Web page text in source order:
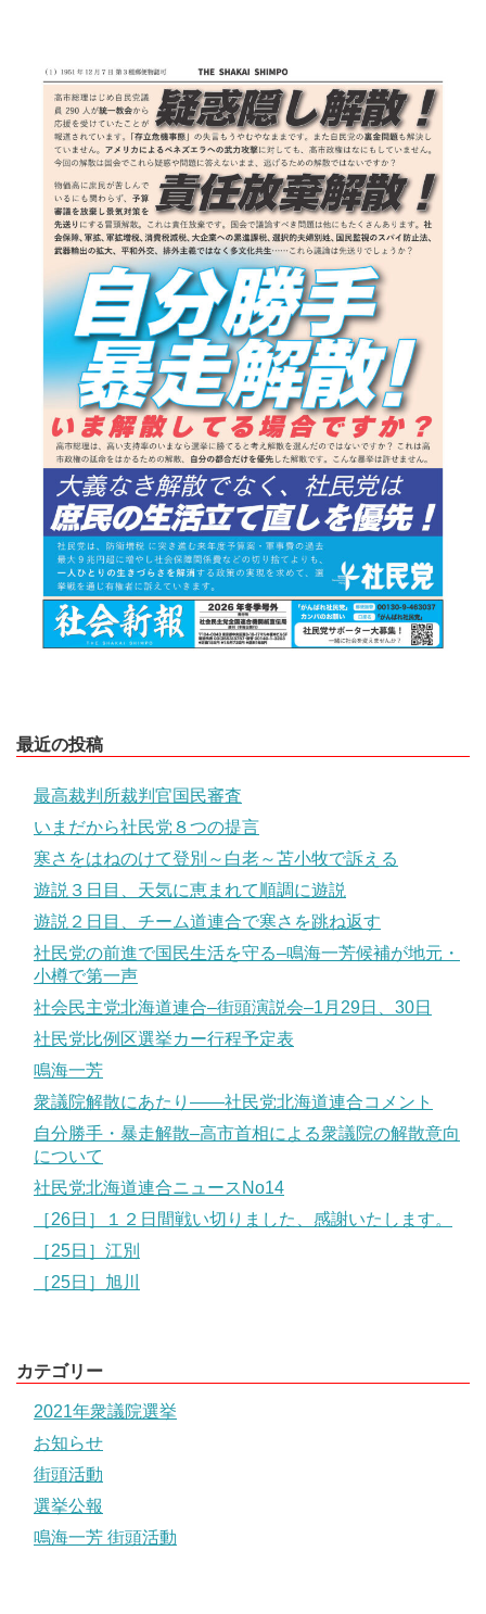
最近の投稿
最高裁判所裁判官国民審査
いまだから社民党８つの提言
寒さをはねのけて登別～白老～苫小牧で訴える
遊説３日目、天気に恵まれて順調に遊説
遊説２日目、チーム道連合で寒さを跳ね返す
社民党の前進で国民生活を守る–鳴海一芳候補が地元・
小樽で第一声
社会民主党北海道連合–街頭演説会–1月29日、30日
社民党比例区選挙カー行程予定表
鳴海一芳
衆議院解散にあたり――社民党北海道連合コメント
自分勝手・暴走解散–高市首相による衆議院の解散意向
について
社民党北海道連合ニュースNo14
［26日］１２日間戦い切りました、感謝いたします。
［25日］江別
［25日］旭川
カテゴリー
2021年衆議院選挙
お知らせ
街頭活動
選挙公報
鳴海一芳 街頭活動